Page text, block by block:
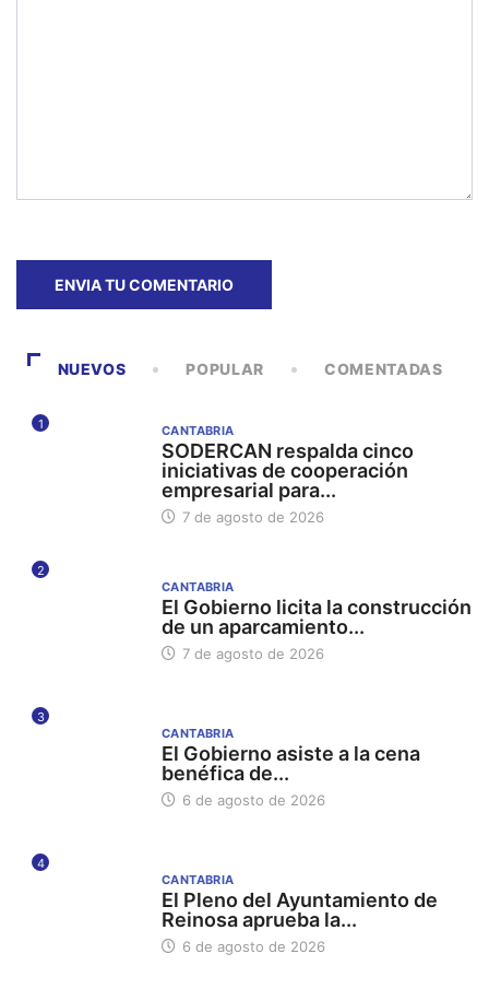
NUEVOS POPULAR COMENTADAS
1 CANTABRIA
SODERCAN respalda cinco
iniciativas de cooperación
empresarial para...
7 de agosto de 2026
2
CANTABRIA
El Gobierno licita la construcción
de un aparcamiento...
7 de agosto de 2026
3
CANTABRIA
El Gobierno asiste a la cena
benéfica de...
6 de agosto de 2026
4
CANTABRIA
El Pleno del Ayuntamiento de
Reinosa aprueba la...
6 de agosto de 2026